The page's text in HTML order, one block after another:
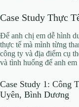
Case Study Thực
Để anh chị em dễ hình
thực tế mà mình từng
công ty và địa điểm cụ
và tình huống để anh em
Case Study 1: Công
Uyên, Bình Dương